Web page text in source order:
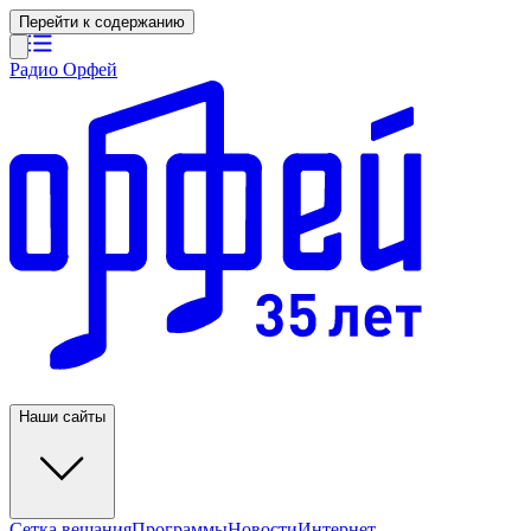
Перейти к содержанию
Радио Орфей
Наши сайты